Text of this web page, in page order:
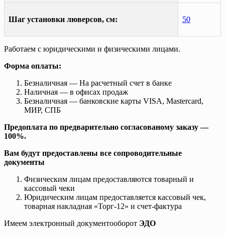
Шаг установки люверсов, см: 50
Работаем с юридическими и физическими лицами.
Форма оплаты:
Безналичная — На расчетный счет в банке
Наличная — в офисах продаж
Безналичная — банковские карты VISA, Mastercard,
МИР, СПБ
Предоплата по предварительно согласованому заказу —
100%.
Вам будут предоставлены все сопроводительные
документы
Физическим лицам предоставляются товарный и
кассовый чеки
Юридическим лицам предоставляется кассовый чек,
товарная накладная «Торг-12» и счет-фактура
Имеем электронный документооборот ЭДО